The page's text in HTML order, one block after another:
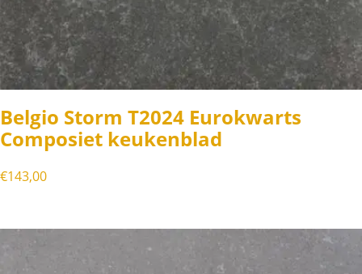
Belgio Storm T2024 Eurokwarts
Composiet keukenblad
€143,00